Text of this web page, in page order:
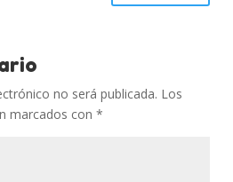
no será publicada. Los
marcados con *